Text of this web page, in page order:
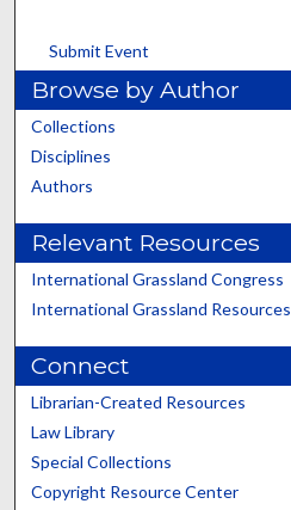
Submit Event
Browse by Author
Collections
Disciplines
Authors
Relevant Resources
International Grassland Congress
International Grassland Resources
Connect
Librarian-Created Resources
Law Library
Special Collections
Copyright Resource Center